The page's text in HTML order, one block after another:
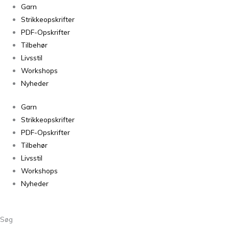
Garn
Strikkeopskrifter
PDF-Opskrifter
Tilbehør
Livsstil
Workshops
Nyheder
Garn
Strikkeopskrifter
PDF-Opskrifter
Tilbehør
Livsstil
Workshops
Nyheder
Søg
Soft
antal